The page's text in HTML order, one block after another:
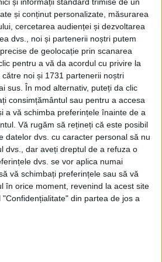
și conținut personalizate, măsurarea
cercetarea audienței și dezvoltarea
dvs., noi și partenerii noștri putem
de geolocație prin scanarea
pentru a vă da acordul cu privire la
noi și 1731 partenerii noștri
sus. În mod alternativ, puteți da clic
consimțământul sau pentru a accesa
a vă schimba preferințele înainte de a
Vă rugăm să rețineți că este posibil
datelor dvs. cu caracter personal să nu
dvs., dar aveți dreptul de a refuza o
dvs. se vor aplica numai
vă schimbați preferințele sau să vă
în orice moment, revenind la acest site
din partea de jos a
de mişcare al gunoaielor în
şi-n Burdujeni Sat
lucrărilor la
”Anul viitor vom avea un
Suceava”